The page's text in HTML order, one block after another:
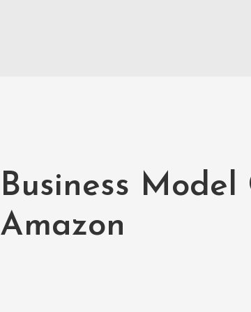
Business
Amazon